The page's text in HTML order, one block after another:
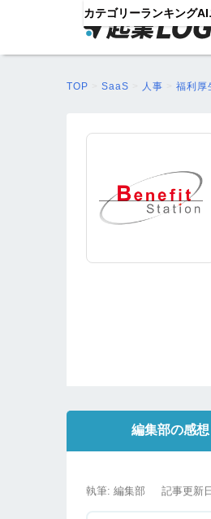
カテゴリーランキングAI
TOP SaaS 人事 福利厚
編集部の感想
執筆: 編集部 記事更新